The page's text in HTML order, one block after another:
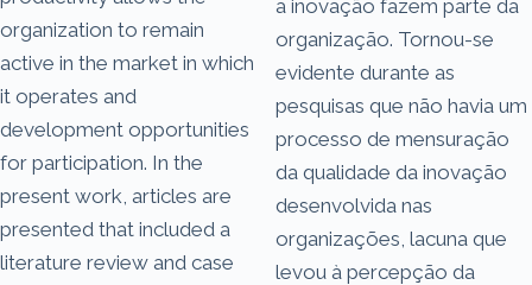
organization to remain
active in the market in which
it operates and
development opportunities
for participation. In the
present work, articles are
presented that included a
literature review and case
a inovação fazem parte da
organização. Tornou-se
evidente durante as
pesquisas que não havia um
processo de mensuração
da qualidade da inovação
desenvolvida nas
organizações, lacuna que
levou à percepção da